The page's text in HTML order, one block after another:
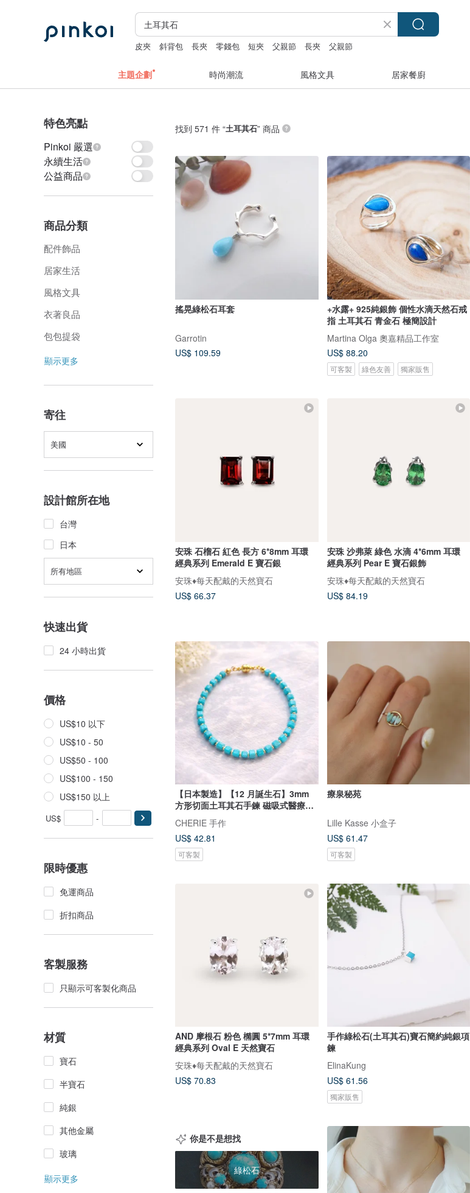
皮夾 斜背包 長夾 零錢包 短夾 父親節 長夾 父親節
主題企劃 時尚潮流 風格文具 居家餐廚
特色亮點
Pinkoi 嚴選
永續生活
公益商品
商品分類
配件飾品
居家生活
風格文具
衣著良品
包包提袋
顯示更多
寄往
美國
設計館所在地
台灣
日本
所有地區
快速出貨
24 小時出貨
價格
US$10 以下
US$10 - 50
US$50 - 100
US$100 - 150
US$150 以上
US$ -
限時優惠
免運商品
折扣商品
客製服務
只顯示可客製化商品
材質
寶石
半寶石
純銀
其他金屬
玻璃
顯示更多
找到 571 件 “土耳其石” 商品
搖晃綠松石耳套
Garrotin
US$ 109.59
+水露+ 925純銀飾 個性水滴天然石戒
指 土耳其石 青金石 極簡設計
Martina Olga 奧嘉精品工作室
US$ 88.20
可客製 綠色友善 獨家販售
安珠 石榴石 紅色 長方 6*8mm 耳環
經典系列 Emerald E 寶石銀
安珠♦️每天配戴的天然寶石
US$ 66.37
安珠 沙弗萊 綠色 水滴 4*6mm 耳環
經典系列 Pear E 寶石銀飾
安珠♦️每天配戴的天然寶石
US$ 84.19
【日本製造】【12 月誕生石】3mm
方形切面土耳其石手鍊 磁吸式醫療級
不鏽鋼 適合金屬過敏配戴 輕鬆穿脫
CHERIE 手作
US$ 42.81
可客製
療泉秘苑
Lille Kasse 小盒子
US$ 61.47
可客製
AND 摩根石 粉色 橢圓 5*7mm 耳環
經典系列 Oval E 天然寶石
安珠♦️每天配戴的天然寶石
US$ 70.83
手作綠松石(土耳其石)寶石簡約純銀項
鍊
ElinaKung
US$ 61.56
獨家販售
你是不是想找
綠松石